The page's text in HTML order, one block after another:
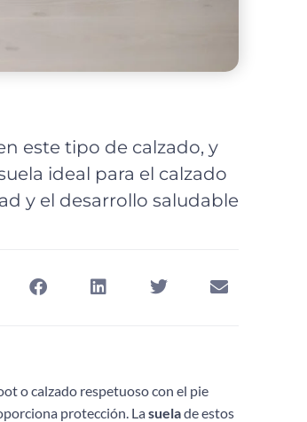
este tipo de calzado, y
ideal para el calzado
y el desarrollo saludable
o calzado respetuoso con el pie
protección. Lasuelade estos